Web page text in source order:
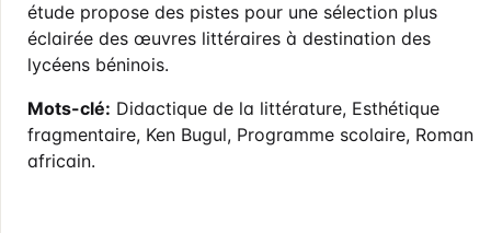
étude propose des pistes pour une sélection plus
éclairée des œuvres littéraires à destination des
lycéens béninois.
Mots-clé: Didactique de la littérature, Esthétique
fragmentaire, Ken Bugul, Programme scolaire, Roman
africain.